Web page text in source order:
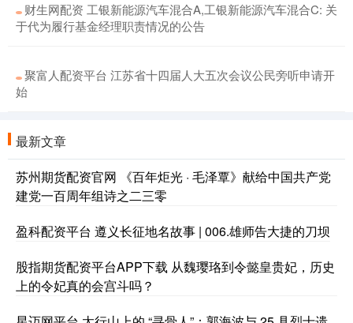
财生网配资 工银新能源汽车混合A,工银新能源汽车混合C: 关
于代为履行基金经理职责情况的公告
聚富人配资平台 江苏省十四届人大五次会议公民旁听申请开
始
最新文章
苏州期货配资官网 《百年炬光 · 毛泽覃》献给中国共产党
建党一百周年组诗之二三零
盈科配资平台 遵义长征地名故事 | 006.雄师告大捷的刀坝
股指期货配资平台APP下载 从魏璎珞到令懿皇贵妃，历史
上的令妃真的会宫斗吗？